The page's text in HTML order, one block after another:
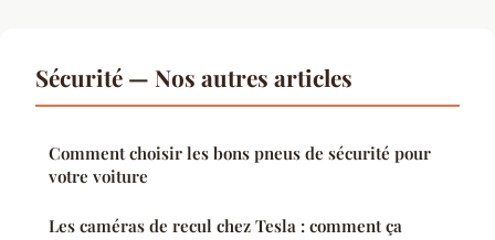
Sécurité — Nos autres articles
Comment choisir les bons pneus de sécurité pour
votre voiture
Les caméras de recul chez Tesla : comment ça